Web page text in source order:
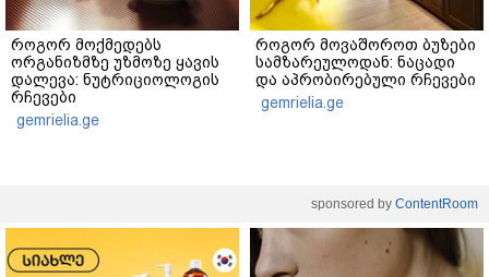
როგორ მოქმედებს
ორგანიზმზე უზმოზე ყავის
დალევა: ნუტრიციოლოგის
რჩევები
gemrielia.ge
როგორ მოვაშოროთ ბუზები
სამზარეულოდან: ნაცადი
და აპრობირებული რჩევები
gemrielia.ge
sponsored by ContentRoom